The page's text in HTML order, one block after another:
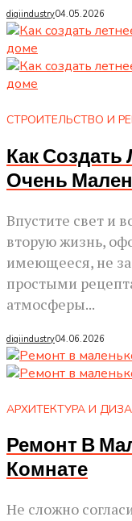
digiindustry04.05.2026
СТРОИТЕЛЬСТВО И
Как Создать
Очень
Впустите свет и
вторую жизнь,
имеющееся, не
простыми
атмосферы...
digiindustry04.06.2026
АРХИТЕКТУРА И
Ремонт В
Комнате
Не сложно